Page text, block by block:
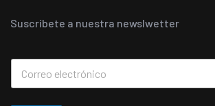
Suscríbete a nuestra newslwetter